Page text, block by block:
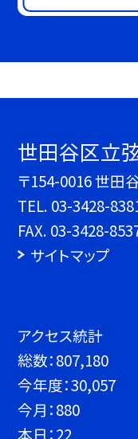
世田谷区立
〒154-0016 世田
TEL. 03-3428-
FAX. 03-3428-
サイトマップ
アクセス統計
総数：807,180
今年度：30,057
今月：880
本日：22